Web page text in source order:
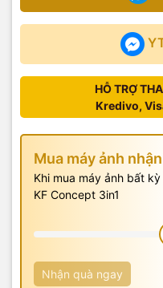
HỖ TRỢ
Kredivo,
Mua máy ảnh
Khi mua máy ảnh bất
KF Concept 3in1
Nhận quà ngay